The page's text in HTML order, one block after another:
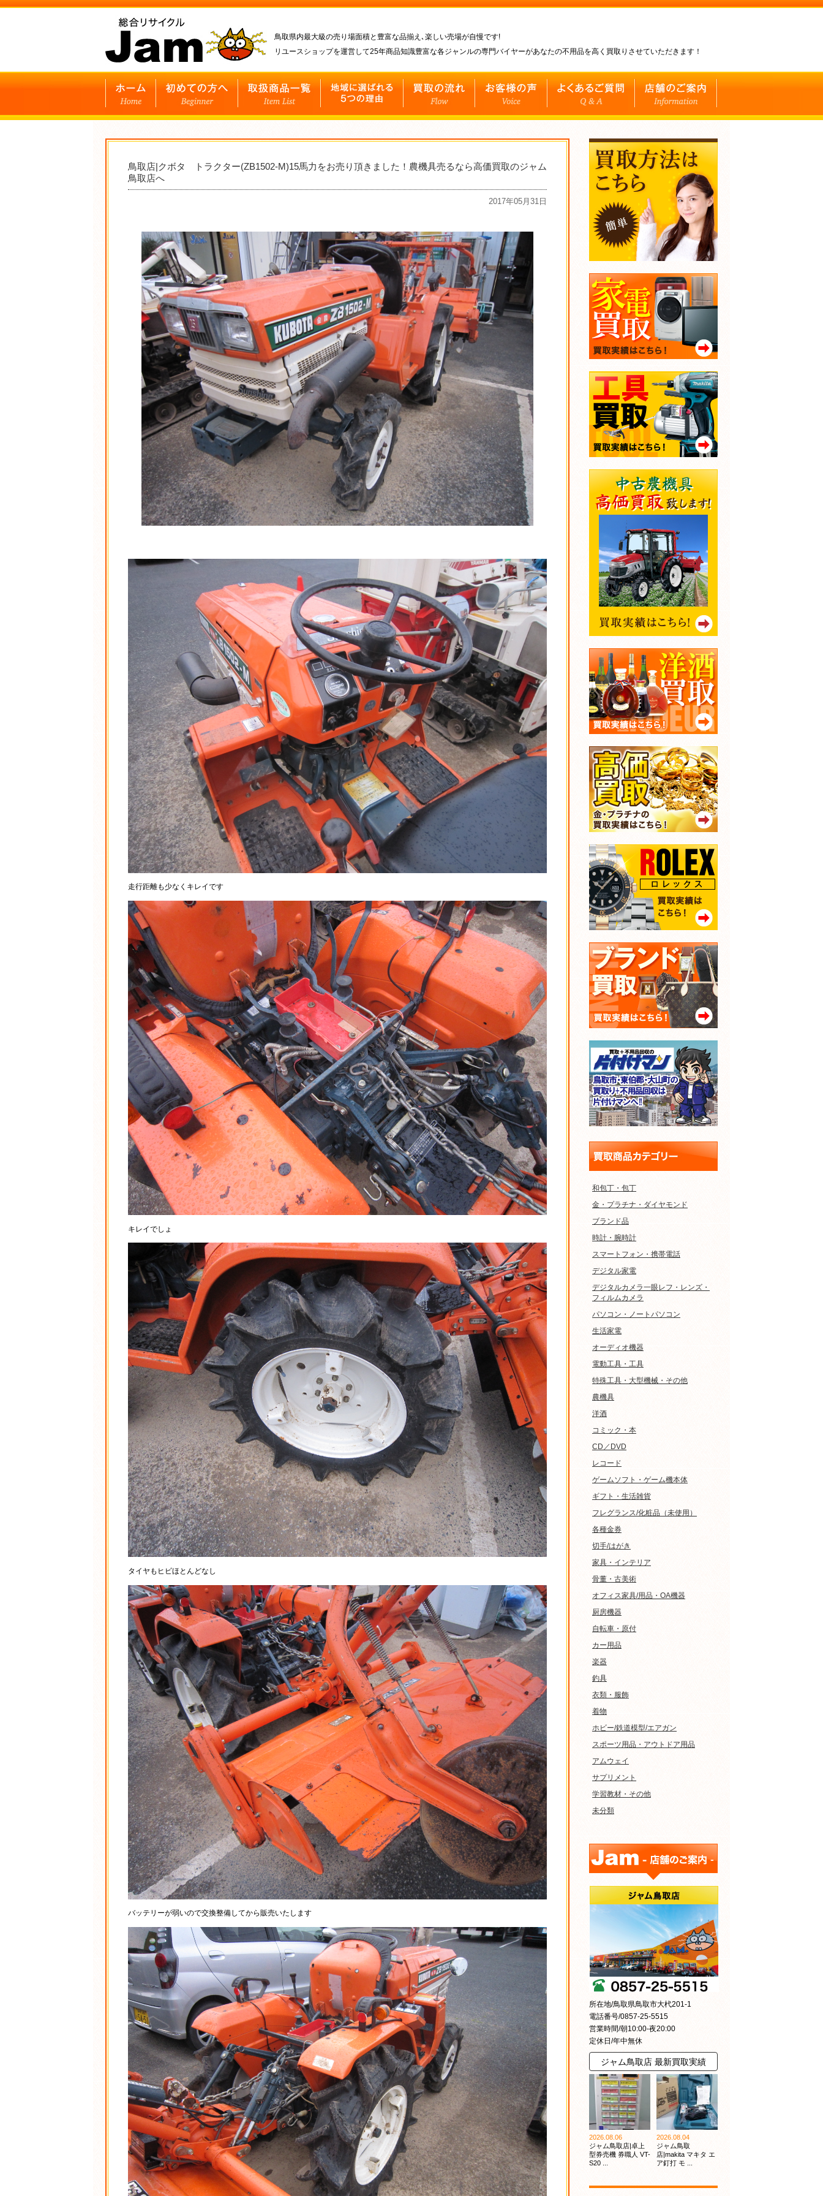
鳥取県内最大級の売り場面積と豊富な品揃え､楽しい売場が自慢です!
リユースショップを運営して25年商品知識豊富な各ジャンルの専門バイヤーがあなたの不用品を高く買取りさせていただきます！
鳥取店|クボタ トラクター(ZB1502-M)15馬力をお売り頂きました！農機具売るなら高価買取のジャム
鳥取店へ
2017年05月31日
走行距離も少なくキレイです
キレイでしょ
タイヤもヒビほとんどなし
バッテリーが弱いので交換整備してから販売いたします
和包丁・包丁
金・プラチナ・ダイヤモンド
ブランド品
時計・腕時計
スマートフォン・携帯電話
デジタル家電
デジタルカメラ一眼レフ・レンズ・
フィルムカメラ
パソコン・ノートパソコン
生活家電
オーディオ機器
電動工具・工具
特殊工具・大型機械・その他
農機具
洋酒
コミック・本
CD／DVD
レコード
ゲームソフト・ゲーム機本体
ギフト・生活雑貨
フレグランス/化粧品（未使用）
各種金券
切手/はがき
家具・インテリア
骨董・古美術
オフィス家具/用品・OA機器
厨房機器
自転車・原付
カー用品
楽器
釣具
衣類・服飾
着物
ホビー/鉄道模型/エアガン
スポーツ用品・アウトドア用品
アムウェイ
サプリメント
学習教材・その他
未分類
所在地/鳥取県鳥取市大杙201-1
電話番号/0857-25-5515
営業時間/朝10:00-夜20:00
定休日/年中無休
ジャム鳥取店 最新買取実績
2026.08.06
ジャム鳥取店|卓上
型券売機 券職人 VT-
S20 ...
2026.08.04
ジャム鳥取
店|makita マキタ エ
ア釘打 モ ...